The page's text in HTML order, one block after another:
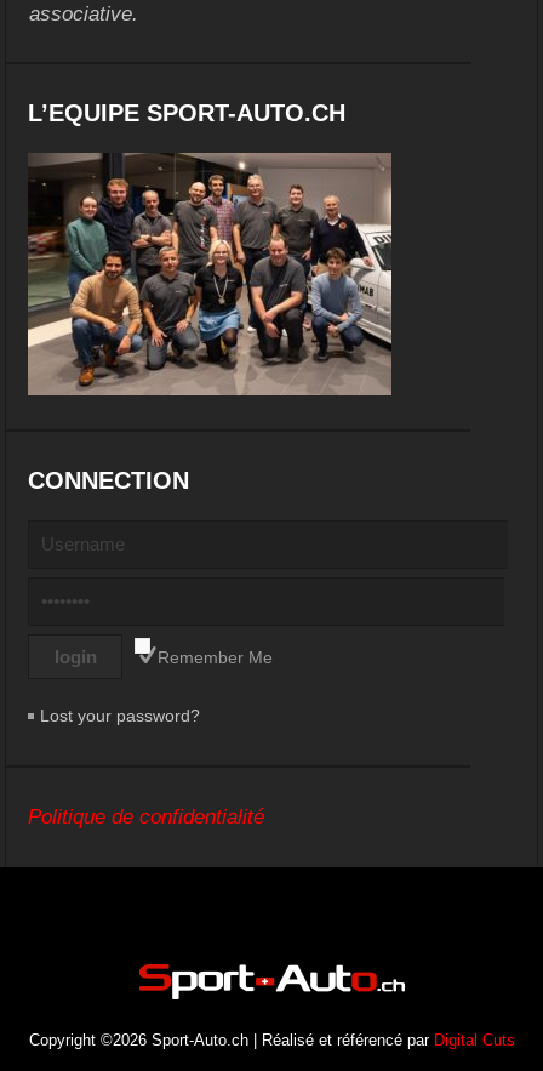
associative.
L’EQUIPE SPORT-AUTO.CH
CONNECTION
Remember Me
Lost your password?
Politique de confidentialité
Copyright ©2026 Sport-Auto.ch | Réalisé et référencé par Digital Cuts